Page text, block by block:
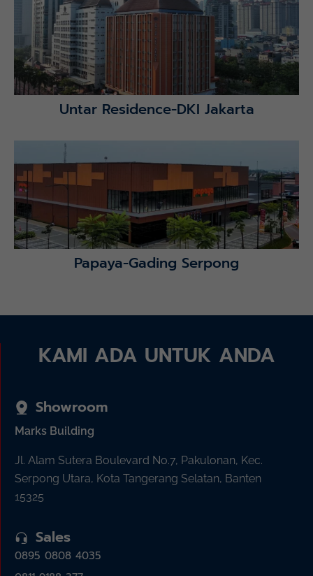
Untar Residence-DKI Jakarta
Lihat Detail Proyek
Papaya-Gading Serpong
KAMI ADA UNTUK ANDA
Showroom
Marks Building
Jl. Alam Sutera Boulevard No.7, Pakulonan, Kec.
Serpong Utara, Kota Tangerang Selatan, Banten
15325
Sales
0895 0808 4035